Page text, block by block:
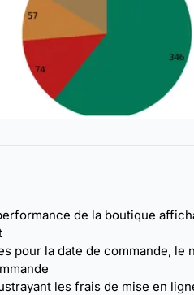
de la boutique
pour la date de commande,
les frais de mise en